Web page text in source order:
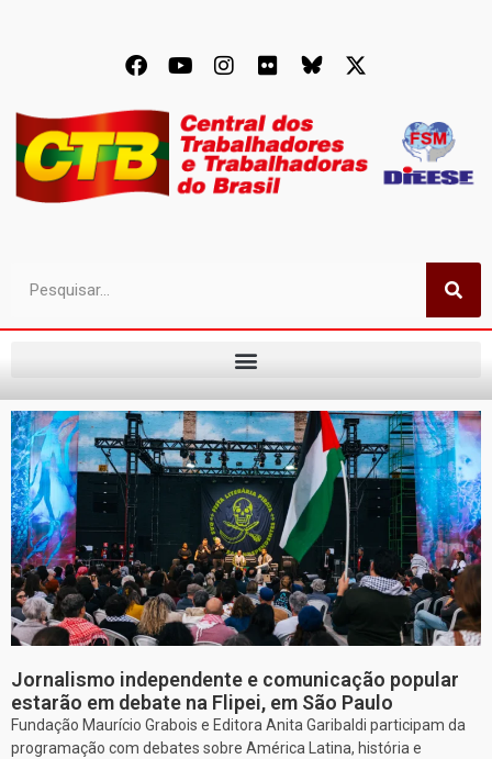
Jornalismo independente e comunicação popular
estarão em debate na Flipei, em São Paulo
Fundação Maurício Grabois e Editora Anita Garibaldi participam da
programação com debates sobre América Latina, história e